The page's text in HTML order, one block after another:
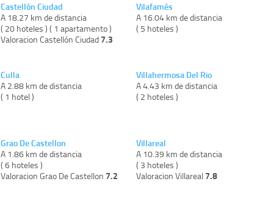
Castellón Ciudad
A 18.27 km de distancia
( 20 hoteles ) ( 1 apartamento )
Valoracion Castellón Ciudad 7.3
Culla
A 2.88 km de distancia
( 1 hotel )
Grao De Castellon
A 1.86 km de distancia
( 6 hoteles )
Valoracion Grao De Castellon 7.2
Vilafamés
A 16.04 km de distancia
( 5 hoteles )
Villahermosa Del Rio
A 4.43 km de distancia
( 2 hoteles )
Villareal
A 10.39 km de distancia
( 3 hoteles )
Valoracion Villareal 7.8